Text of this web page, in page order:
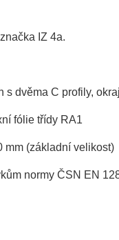
IZ 4a.
s dvěma C profily,
fólie třídy RA1
mm (základní velikost)
normy ČSN EN